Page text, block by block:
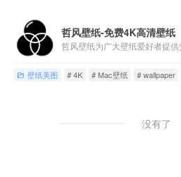
哲风壁纸-免费4K高清壁纸
壁纸美图 # 4K # Mac壁纸 # wallpaper
没有了